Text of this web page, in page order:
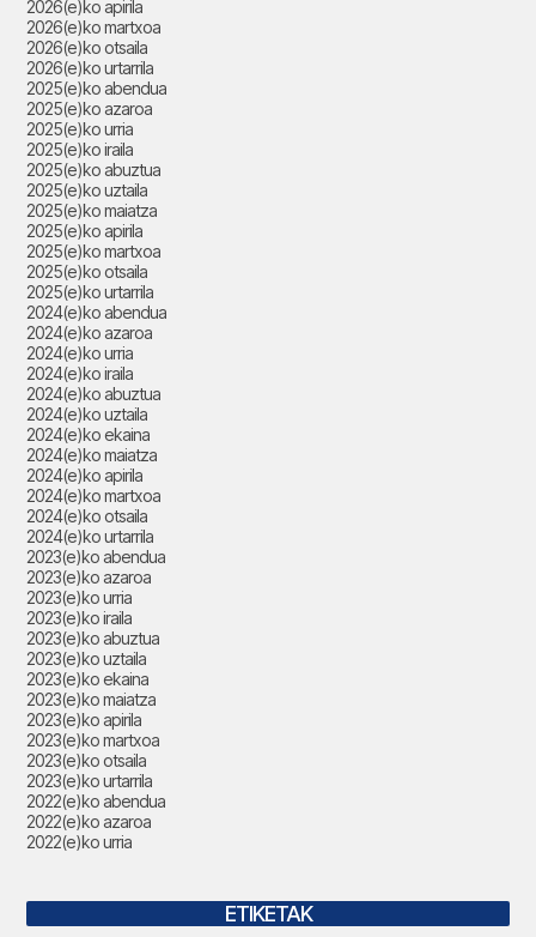
2026(e)ko apirila
2026(e)ko martxoa
2026(e)ko otsaila
2026(e)ko urtarrila
2025(e)ko abendua
2025(e)ko azaroa
2025(e)ko urria
2025(e)ko iraila
2025(e)ko abuztua
2025(e)ko uztaila
2025(e)ko maiatza
2025(e)ko apirila
2025(e)ko martxoa
2025(e)ko otsaila
2025(e)ko urtarrila
2024(e)ko abendua
2024(e)ko azaroa
2024(e)ko urria
2024(e)ko iraila
2024(e)ko abuztua
2024(e)ko uztaila
2024(e)ko ekaina
2024(e)ko maiatza
2024(e)ko apirila
2024(e)ko martxoa
2024(e)ko otsaila
2024(e)ko urtarrila
2023(e)ko abendua
2023(e)ko azaroa
2023(e)ko urria
2023(e)ko iraila
2023(e)ko abuztua
2023(e)ko uztaila
2023(e)ko ekaina
2023(e)ko maiatza
2023(e)ko apirila
2023(e)ko martxoa
2023(e)ko otsaila
2023(e)ko urtarrila
2022(e)ko abendua
2022(e)ko azaroa
2022(e)ko urria
ETIKETAK